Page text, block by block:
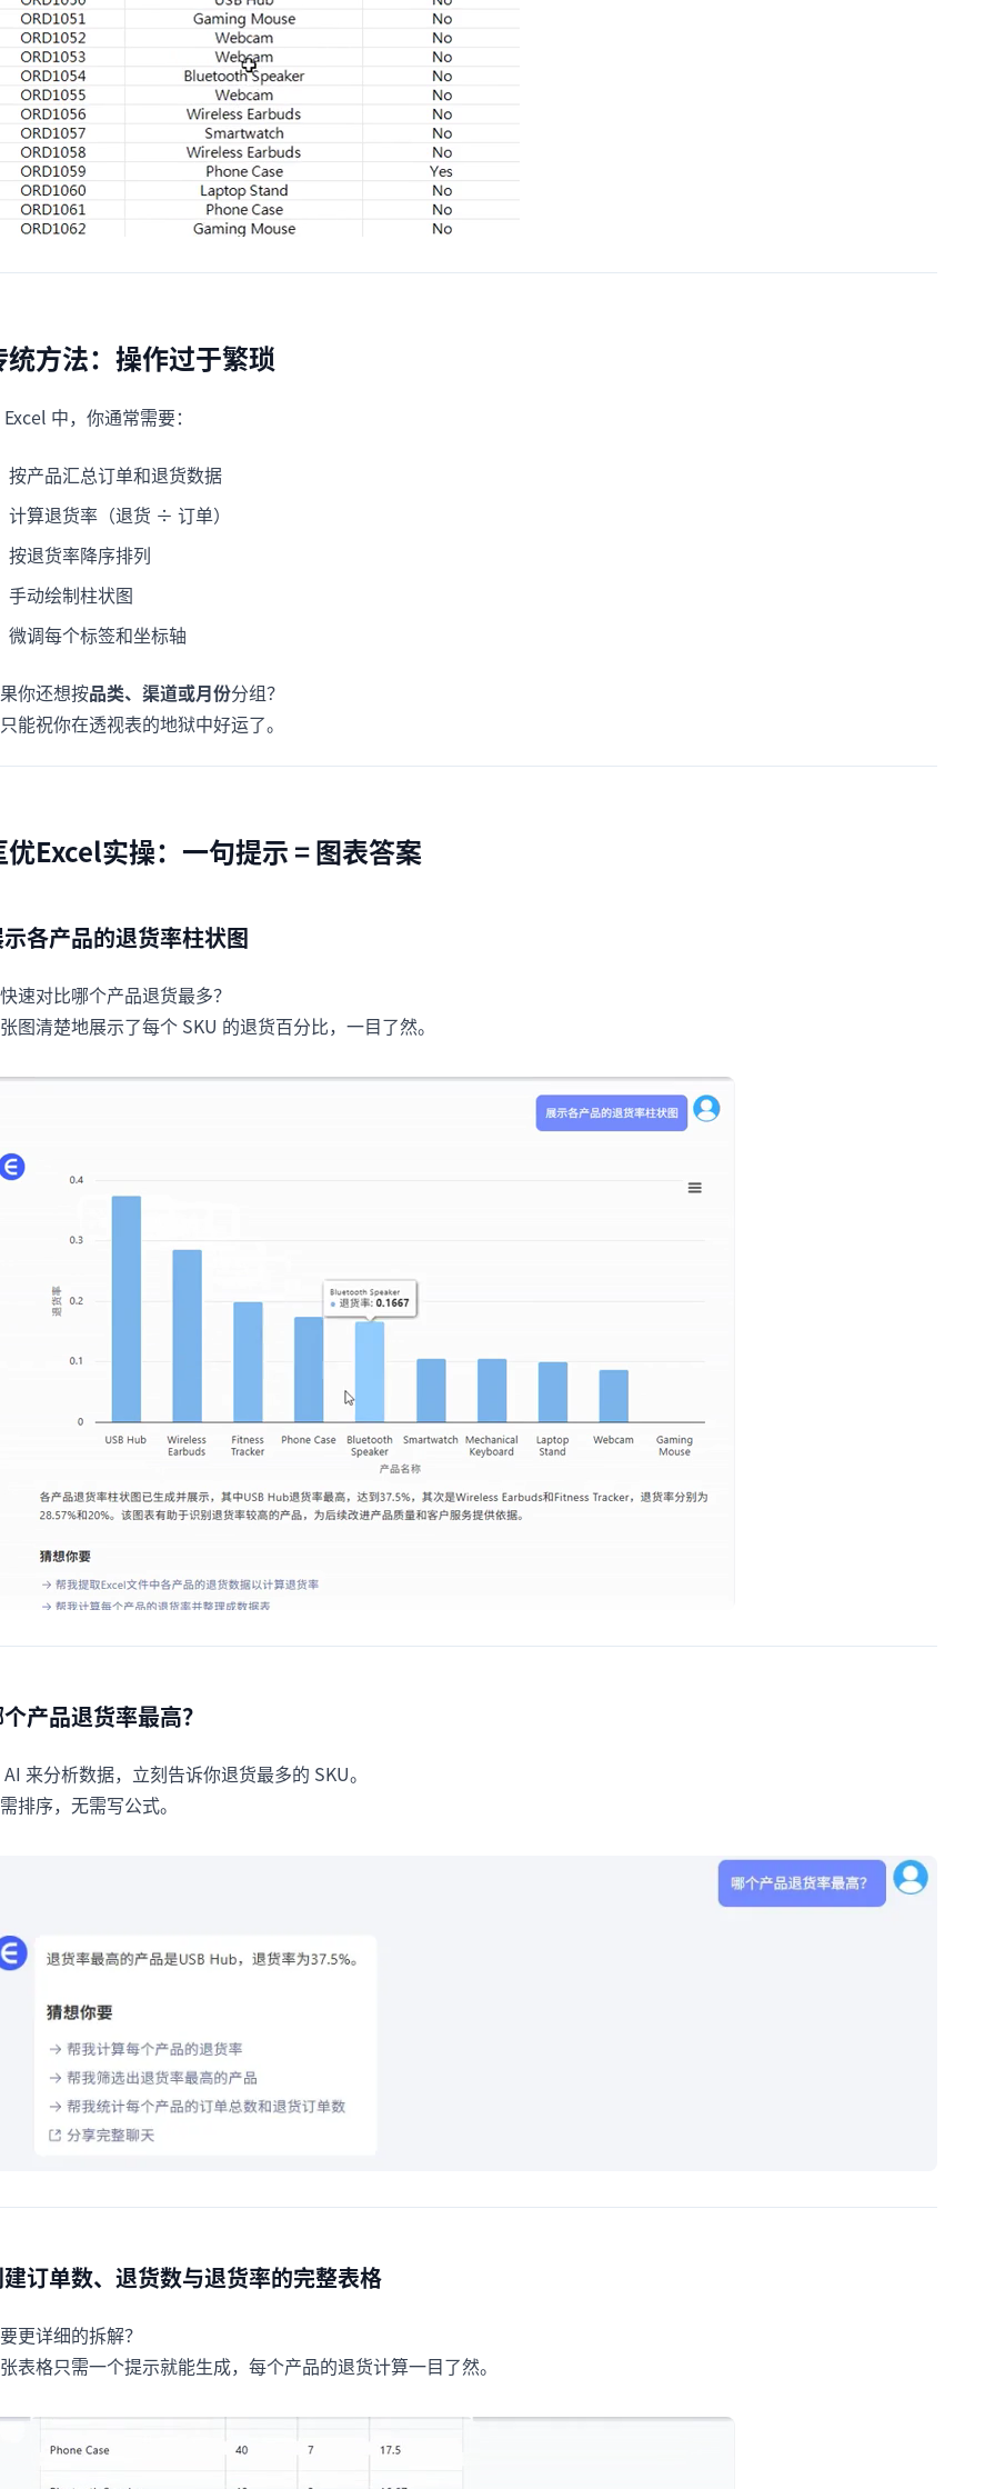
统方法：操作过于繁琐
中，你通常需要：
按产品汇总订单和退货数据
计算退货率（退货 ÷ 订单）
按退货率降序排列
手动绘制柱状图
微调每个标签和坐标轴
你还想按品类、渠道或月份分组？
能祝你在透视表的地狱中好运了。
优Excel实操：一句提示 = 图表答案
各产品的退货率柱状图
速对比哪个产品退货最多？
图清楚地展示了每个 SKU 的退货百分比，一目了然。
产品退货率最高？
来分析数据，立刻告诉你退货最多的 SKU。
排序，无需写公式。
订单数、退货数与退货率的完整表格
更详细的拆解？
表格只需一个提示就能生成，每个产品的退货计算一目了然。